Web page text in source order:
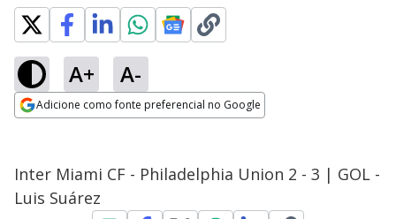
A+ A-
Adicione como fonte preferencial no Google
Inter Miami CF - Philadelphia Union 2 - 3 | GOL -
Luis Suárez